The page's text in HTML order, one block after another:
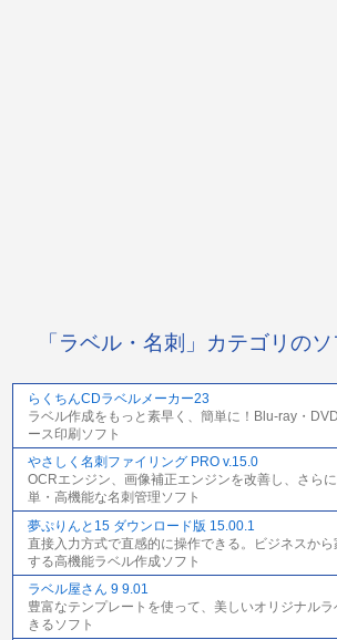
「ラベル・名刺」カテゴリの
らくちんCDラベルメーカー23
ラベル作成をもっと素早く、簡単に！Blu-ray・
ース印刷ソフト
やさしく名刺ファイリング PRO v.15.0
OCRエンジン、画像補正エンジンを改善し、さら
単・高機能な名刺管理ソフト
夢ぷりんと15 ダウンロード版 15.00.1
直接入力方式で直感的に操作できる。ビジネスか
する高機能ラベル作成ソフト
ラベル屋さん 9 9.01
豊富なテンプレートを使って、美しいオリジナル
きるソフト